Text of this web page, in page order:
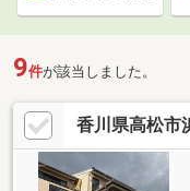
9件が該当しました。
香川県高松市